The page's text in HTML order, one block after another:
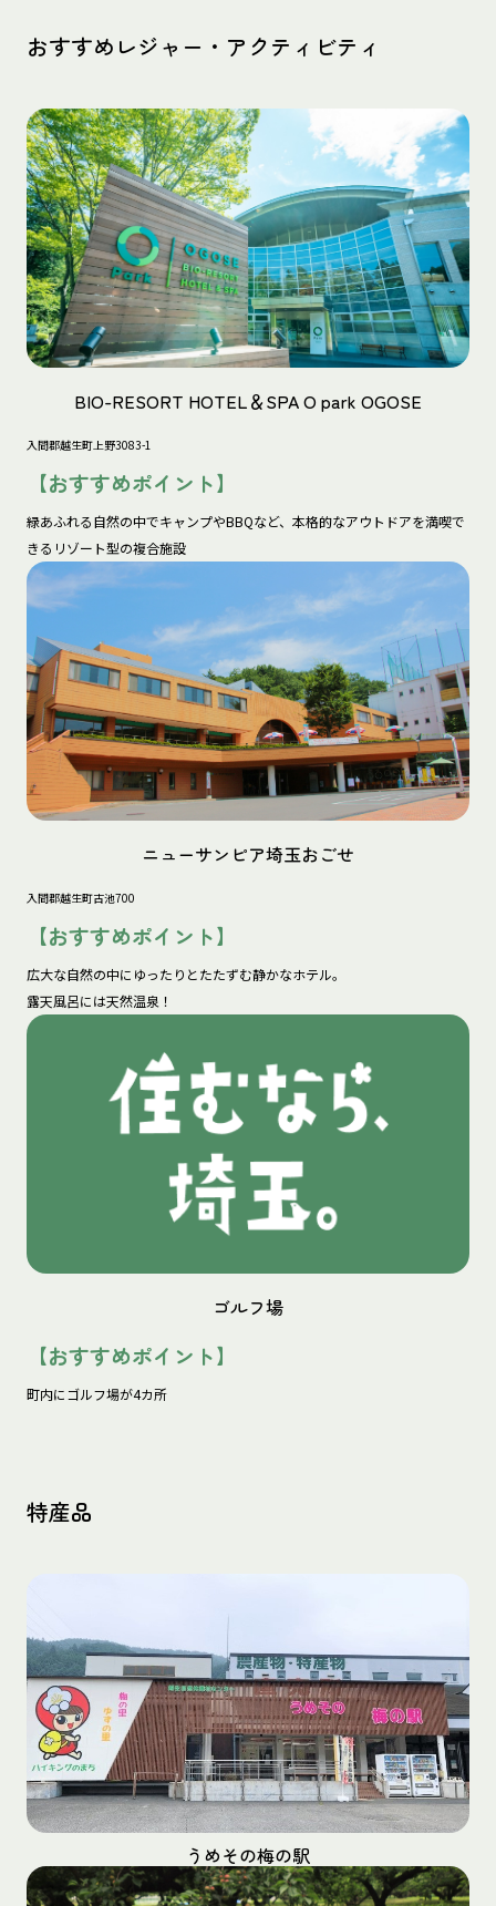
おすすめレジャー・アクティビティ
BIO-RESORT HOTEL＆SPA O park OGOSE
入間郡越生町上野3083-1
【おすすめポイント】
緑あふれる自然の中でキャンプやBBQなど、本格的なアウトドアを満喫で
きるリゾート型の複合施設
ニューサンピア埼玉おごせ
入間郡越生町古池700
【おすすめポイント】
広大な自然の中にゆったりとたたずむ静かなホテル。
露天風呂には天然温泉！
ゴルフ場
【おすすめポイント】
町内にゴルフ場が4カ所
特産品
うめその梅の駅